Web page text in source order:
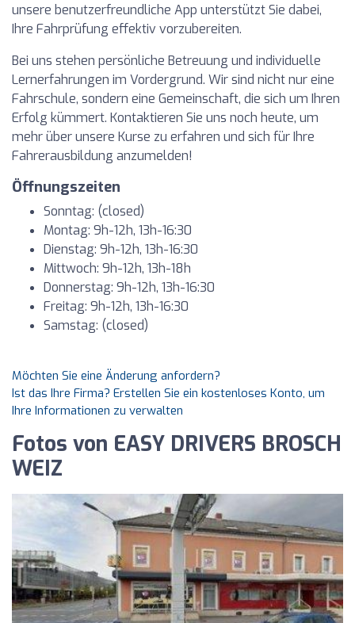
unsere benutzerfreundliche App unterstützt Sie dabei,
Ihre Fahrprüfung effektiv vorzubereiten.
Bei uns stehen persönliche Betreuung und individuelle
Lernerfahrungen im Vordergrund. Wir sind nicht nur eine
Fahrschule, sondern eine Gemeinschaft, die sich um Ihren
Erfolg kümmert. Kontaktieren Sie uns noch heute, um
mehr über unsere Kurse zu erfahren und sich für Ihre
Fahrerausbildung anzumelden!
Öffnungszeiten
Sonntag: (closed)
Montag: 9h-12h, 13h-16:30
Dienstag: 9h-12h, 13h-16:30
Mittwoch: 9h-12h, 13h-18h
Donnerstag: 9h-12h, 13h-16:30
Freitag: 9h-12h, 13h-16:30
Samstag: (closed)
Möchten Sie eine Änderung anfordern?
Ist das Ihre Firma? Erstellen Sie ein kostenloses Konto, um
Ihre Informationen zu verwalten
Fotos von EASY DRIVERS BROSCH
WEIZ